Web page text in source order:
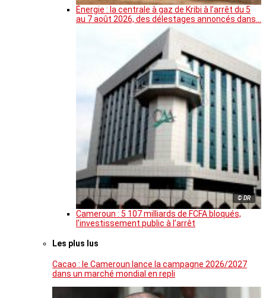
Énergie : la centrale à gaz de Kribi à l’arrêt du 5
au 7 août 2026, des délestages annoncés dans…
© DR
Cameroun : 5 107 milliards de FCFA bloqués,
l’investissement public à l’arrêt
Les plus lus
Cacao : le Cameroun lance la campagne 2026/2027
dans un marché mondial en repli